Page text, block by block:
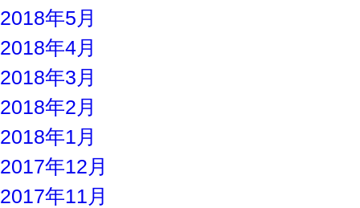
2018年5月
2018年4月
2018年3月
2018年2月
2018年1月
2017年12月
2017年11月